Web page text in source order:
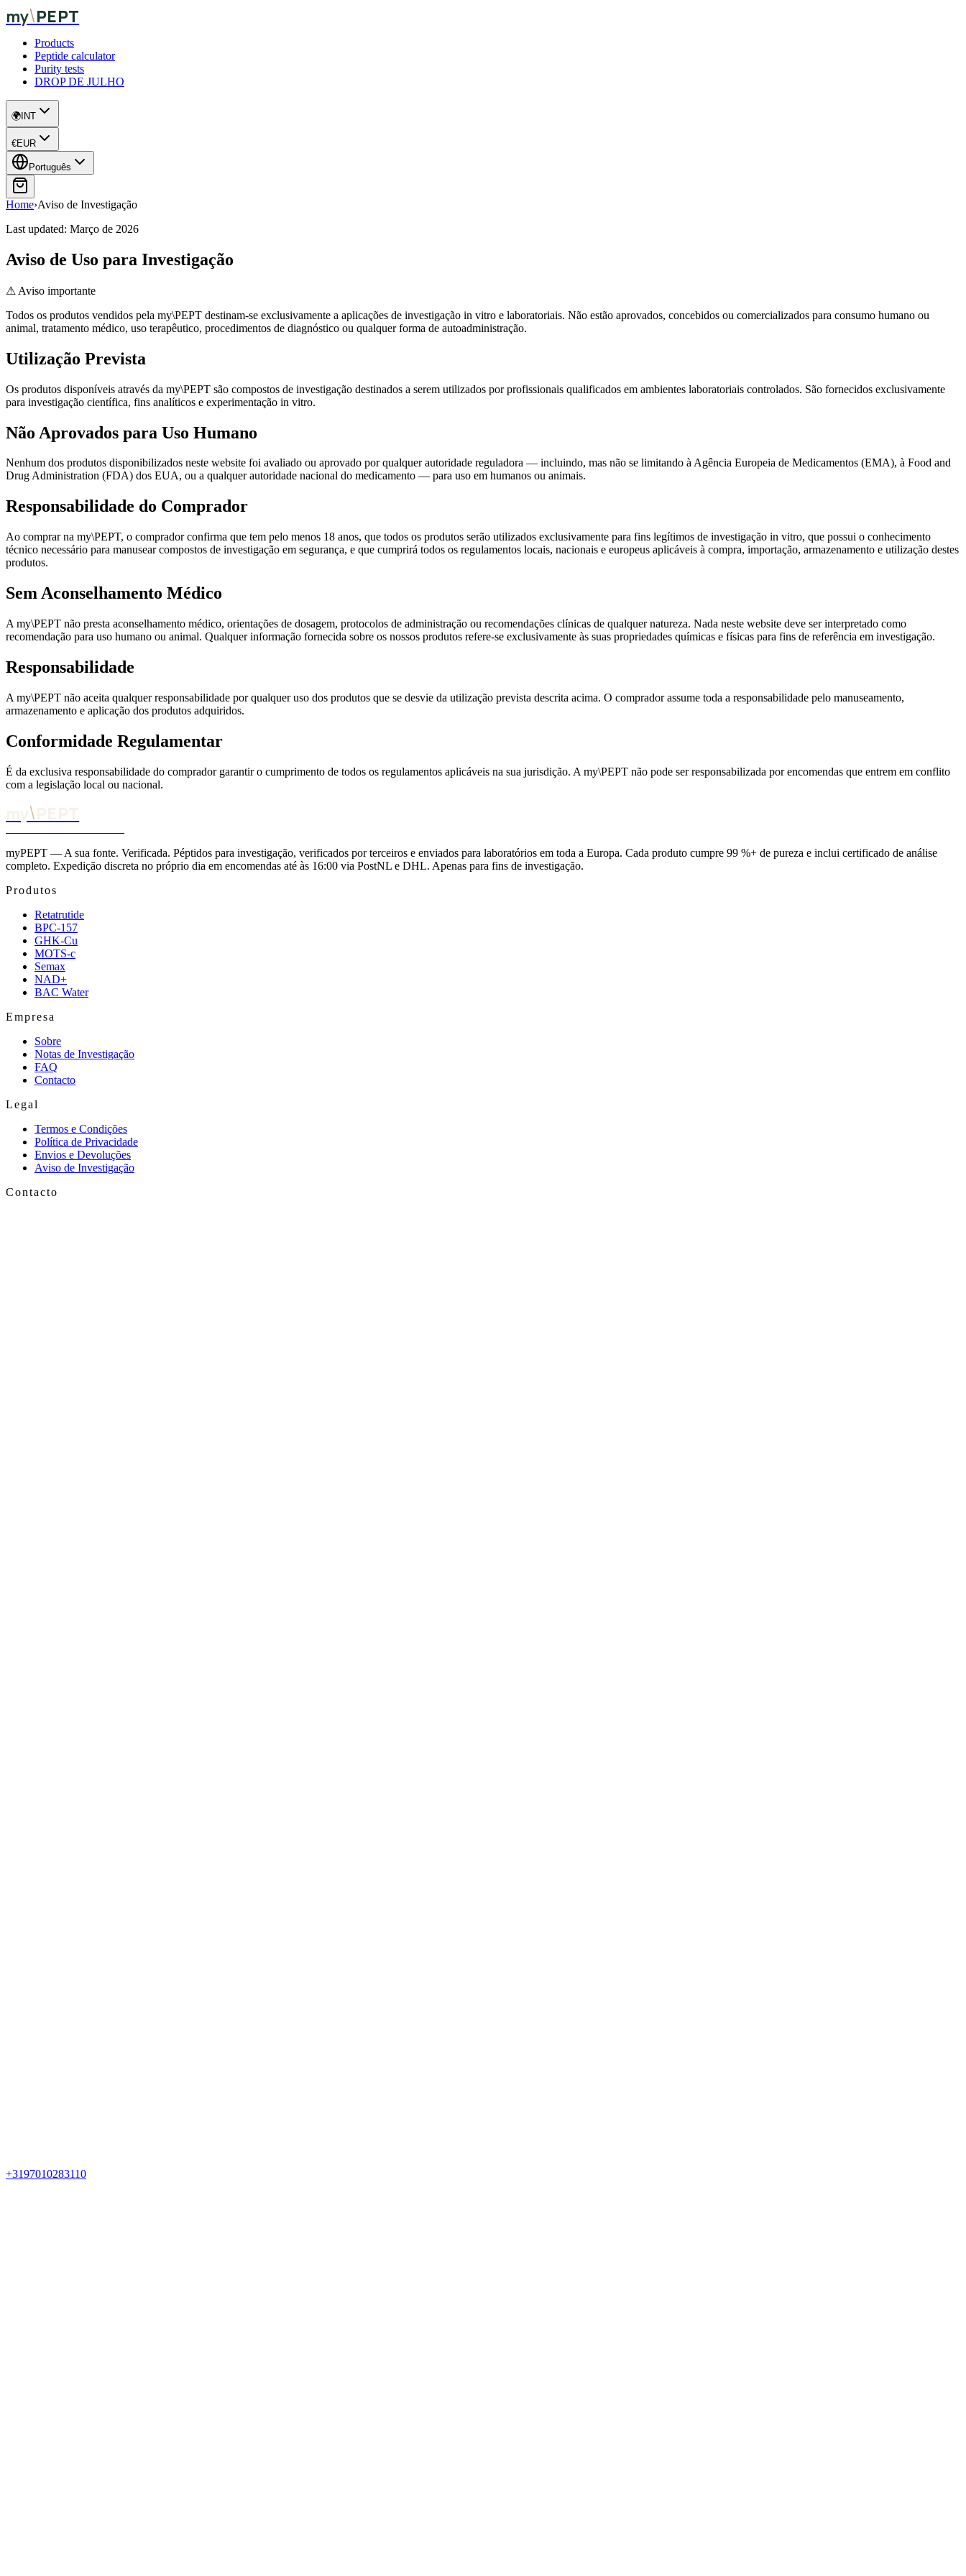
my\PEPT
Products
Peptide calculator
Purity tests
DROP DE JULHO
🌍 INT
€EUR
Português
Home›Aviso de Investigação
Last updated: Março de 2026
Aviso de Uso para Investigação
⚠ Aviso importante
Todos os produtos vendidos pela my\PEPT destinam-se exclusivamente a aplicações de investigação in vitro e laboratoriais. Não estão aprovados, concebidos ou comercializados para consumo humano ou
animal, tratamento médico, uso terapêutico, procedimentos de diagnóstico ou qualquer forma de autoadministração.
Utilização Prevista
Os produtos disponíveis através da my\PEPT são compostos de investigação destinados a serem utilizados por profissionais qualificados em ambientes laboratoriais controlados. São fornecidos exclusivamente
para investigação científica, fins analíticos e experimentação in vitro.
Não Aprovados para Uso Humano
Nenhum dos produtos disponibilizados neste website foi avaliado ou aprovado por qualquer autoridade reguladora — incluindo, mas não se limitando à Agência Europeia de Medicamentos (EMA), à Food and
Drug Administration (FDA) dos EUA, ou a qualquer autoridade nacional do medicamento — para uso em humanos ou animais.
Responsabilidade do Comprador
Ao comprar na my\PEPT, o comprador confirma que tem pelo menos 18 anos, que todos os produtos serão utilizados exclusivamente para fins legítimos de investigação in vitro, que possui o conhecimento
técnico necessário para manusear compostos de investigação em segurança, e que cumprirá todos os regulamentos locais, nacionais e europeus aplicáveis à compra, importação, armazenamento e utilização destes
produtos.
Sem Aconselhamento Médico
A my\PEPT não presta aconselhamento médico, orientações de dosagem, protocolos de administração ou recomendações clínicas de qualquer natureza. Nada neste website deve ser interpretado como
recomendação para uso humano ou animal. Qualquer informação fornecida sobre os nossos produtos refere-se exclusivamente às suas propriedades químicas e físicas para fins de referência em investigação.
Responsabilidade
A my\PEPT não aceita qualquer responsabilidade por qualquer uso dos produtos que se desvie da utilização prevista descrita acima. O comprador assume toda a responsabilidade pelo manuseamento,
armazenamento e aplicação dos produtos adquiridos.
Conformidade Regulamentar
É da exclusiva responsabilidade do comprador garantir o cumprimento de todos os regulamentos aplicáveis na sua jurisdição. A my\PEPT não pode ser responsabilizada por encomendas que entrem em conflito
com a legislação local ou nacional.
\
myPEPT — A sua fonte. Verificada. Péptidos para investigação, verificados por terceiros e enviados para laboratórios em toda a Europa. Cada produto cumpre 99 %+ de pureza e inclui certificado de análise
completo. Expedição discreta no próprio dia em encomendas até às 16:00 via PostNL e DHL. Apenas para fins de investigação.
Produtos
Retatrutide
BPC-157
GHK-Cu
MOTS-c
Semax
NAD+
BAC Water
Empresa
Sobre
Notas de Investigação
FAQ
Contacto
Legal
Termos e Condições
Política de Privacidade
Envios e Devoluções
Aviso de Investigação
Contacto
+3197010283110